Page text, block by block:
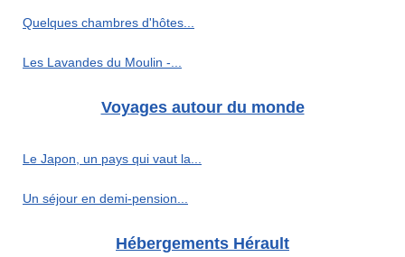
Quelques chambres d'hôtes...
Les Lavandes du Moulin -...
Voyages autour du monde
Le Japon, un pays qui vaut la...
Un séjour en demi-pension...
Hébergements Hérault